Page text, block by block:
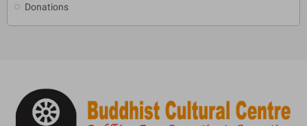
Donations